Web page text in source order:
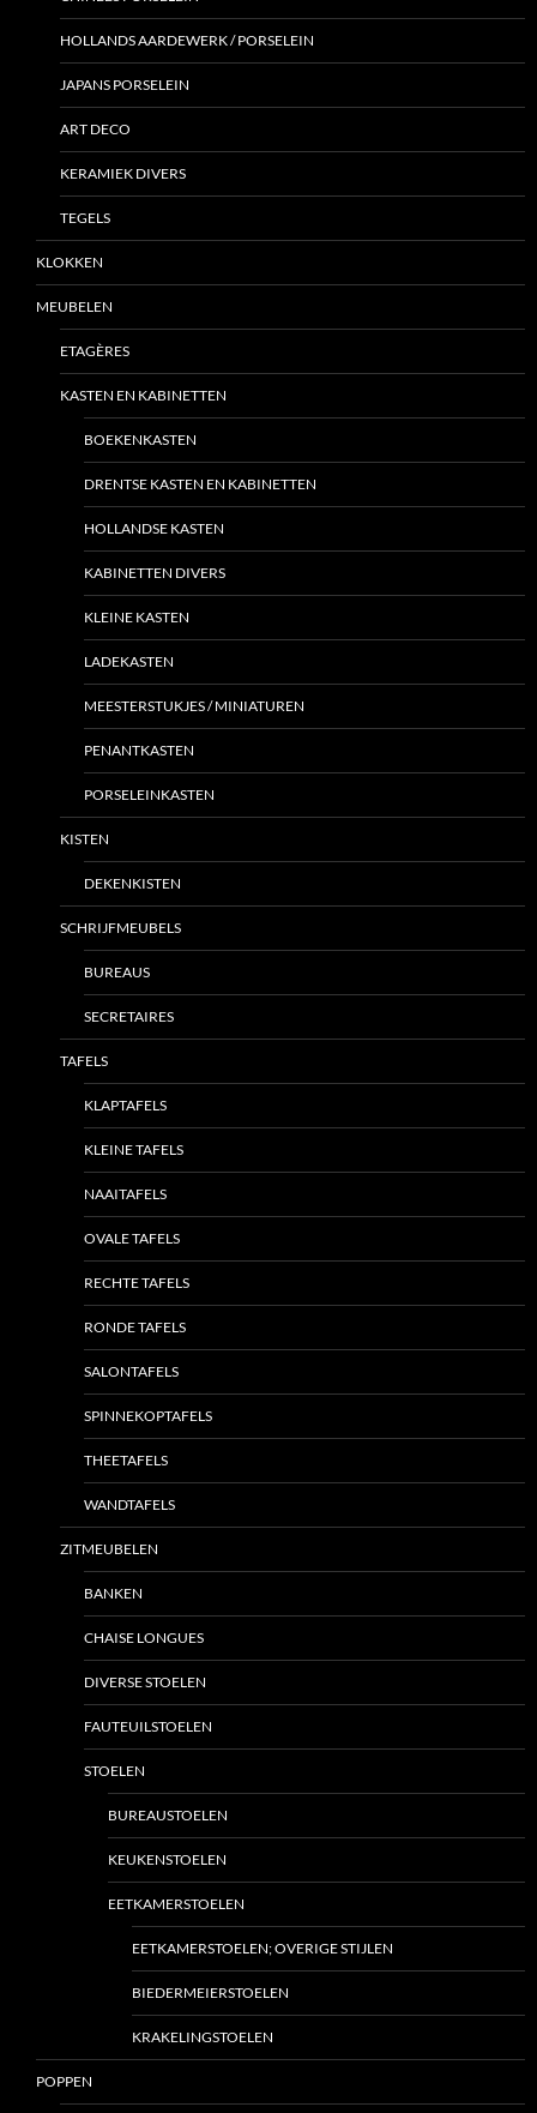
HOLLANDS AARDEWERK / PORSELEIN
JAPANS PORSELEIN
ART DECO
KERAMIEK DIVERS
TEGELS
KLOKKEN
MEUBELEN
ETAGÈRES
KASTEN EN KABINETTEN
BOEKENKASTEN
DRENTSE KASTEN EN KABINETTEN
HOLLANDSE KASTEN
KABINETTEN DIVERS
KLEINE KASTEN
LADEKASTEN
MEESTERSTUKJES / MINIATUREN
PENANTKASTEN
PORSELEINKASTEN
KISTEN
DEKENKISTEN
SCHRIJFMEUBELS
BUREAUS
SECRETAIRES
TAFELS
KLAPTAFELS
KLEINE TAFELS
NAAITAFELS
OVALE TAFELS
RECHTE TAFELS
RONDE TAFELS
SALONTAFELS
SPINNEKOPTAFELS
THEETAFELS
WANDTAFELS
ZITMEUBELEN
BANKEN
CHAISE LONGUES
DIVERSE STOELEN
FAUTEUILSTOELEN
STOELEN
BUREAUSTOELEN
KEUKENSTOELEN
EETKAMERSTOELEN
EETKAMERSTOELEN; OVERIGE STIJLEN
BIEDERMEIERSTOELEN
KRAKELINGSTOELEN
POPPEN